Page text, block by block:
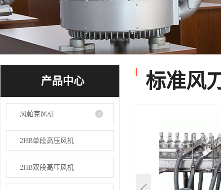
产品中心
风帕克风机
2HB单段高压风机
2HB双段高压风机
标准风